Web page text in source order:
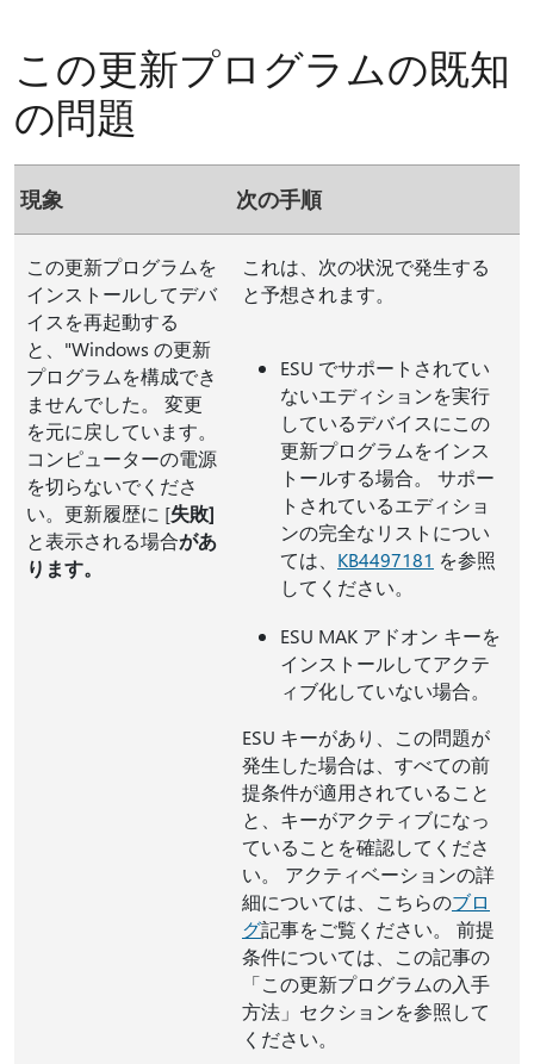
この更新プログラムの既知
の問題
現象 次の手順
この更新プログラムを
インストールしてデバ
イスを再起動する
と、"Windows の更新
プログラムを構成でき
ませんでした。 変更
を元に戻しています。
コンピューターの電源
を切らないでくださ
い。更新履歴に [失敗]
と表示される場合があ
ります。
これは、次の状況で発生する
と予想されます。
ESU でサポートされてい
ないエディションを実行
しているデバイスにこの
更新プログラムをインス
トールする場合。 サポー
トされているエディショ
ンの完全なリストについ
ては、 KB4497181 を参照
してください。
ESU MAK アドオン キーを
インストールしてアクテ
ィブ化していない場合。
ESU キーがあり、この問題が
発生した場合は、すべての前
提条件が適用されていること
と、キーがアクティブになっ
ていることを確認してくださ
い。 アクティベーションの詳
細については、こちらのブロ
グ記事をご覧ください。 前提
条件については、この記事の
「この更新プログラムの入手
方法」セクションを参照して
ください。